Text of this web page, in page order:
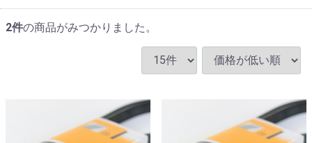
2件の商品がみつかりました。